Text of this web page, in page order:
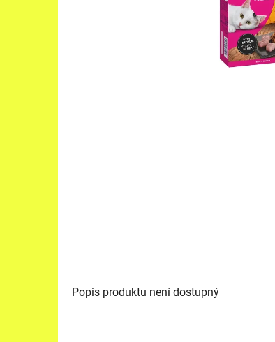
Popis produktu není dostupný